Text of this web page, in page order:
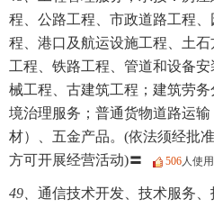
程、公路工程、市政道路工程
程、港口及航运设施工程、土
工程、铁路工程、管道和设备
械工程、古建筑工程；建筑劳
境治理服务；普通货物道路运
材）、五金产品。(依法须经批
方可开展经营活动)〓
506人使用
49、 通信技术开发、技术服务